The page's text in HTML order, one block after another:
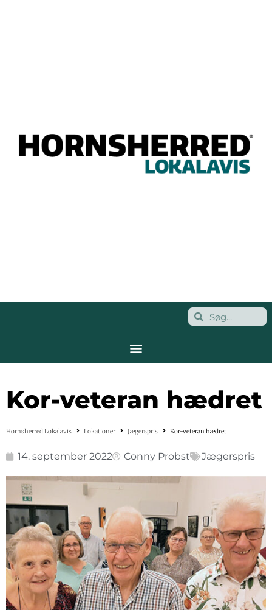
Kor-veteran hædret
Hornsherred Lokalavis Lokationer Jægerspris Kor-veteran hædret
14. september 2022 Conny Probst Jægerspris